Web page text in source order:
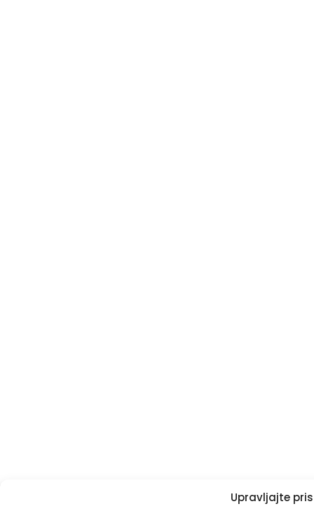
Upravljajte